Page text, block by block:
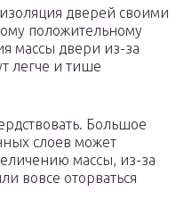
дверей своими
положительному
массы двери из-за
легче и тише
Большое
слоев может
массы, из-за
вовсе оторваться